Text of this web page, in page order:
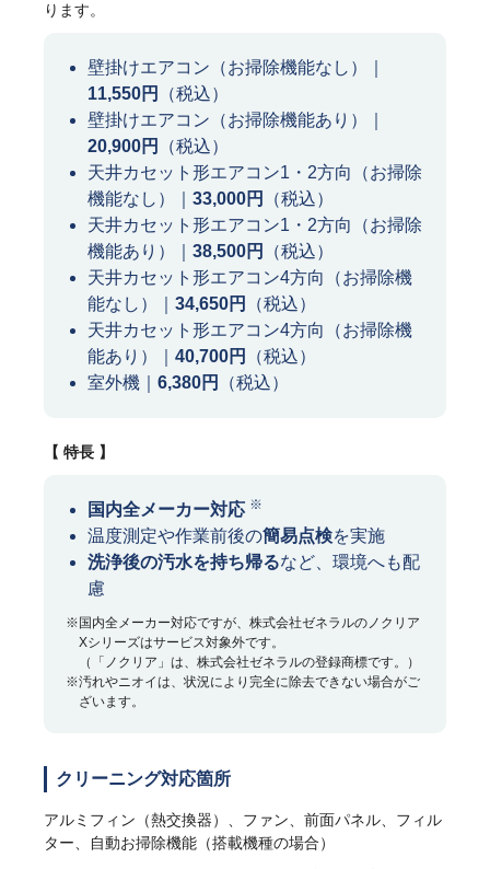
ります。
壁掛けエアコン（お掃除機能なし）｜
11,550円
（税込）
壁掛けエアコン（お掃除機能あり）｜
20,900円
（税込）
天井カセット形エアコン1・2方向（お掃除
機能なし）｜ 33,000円
（税込）
天井カセット形エアコン1・2方向（お掃除
機能あり）｜ 38,500円
（税込）
天井カセット形エアコン4方向（お掃除機
能なし）｜ 34,650円
（税込）
天井カセット形エアコン4方向（お掃除機
能あり）｜ 40,700円
（税込）
室外機｜ 6,380円 （税込）
【 特長 】
国内全メーカー対応 ※
温度測定や作業前後の簡易点検を実施
洗浄後の汚水を持ち帰るなど、環境へも配
慮
※国内全メーカー対応ですが、株式会社ゼネラルのノクリア
Xシリーズはサービス対象外です。
（「ノクリア」は、株式会社ゼネラルの登録商標です。）
※汚れやニオイは、状況により完全に除去できない場合がご
ざいます。
クリーニング対応箇所
アルミフィン（熱交換器）、ファン、前面パネル、フィル
ター、自動お掃除機能（搭載機種の場合）